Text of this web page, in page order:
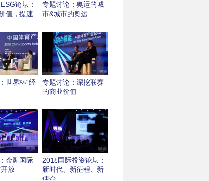
论坛：
值，提速
专题讨论：奥运的城
市&城市的奥运
世界杯“经
专题讨论：深挖联赛
的商业价值
金融国际
放
2018国际投资论坛：
新时代、新征程、新
使命